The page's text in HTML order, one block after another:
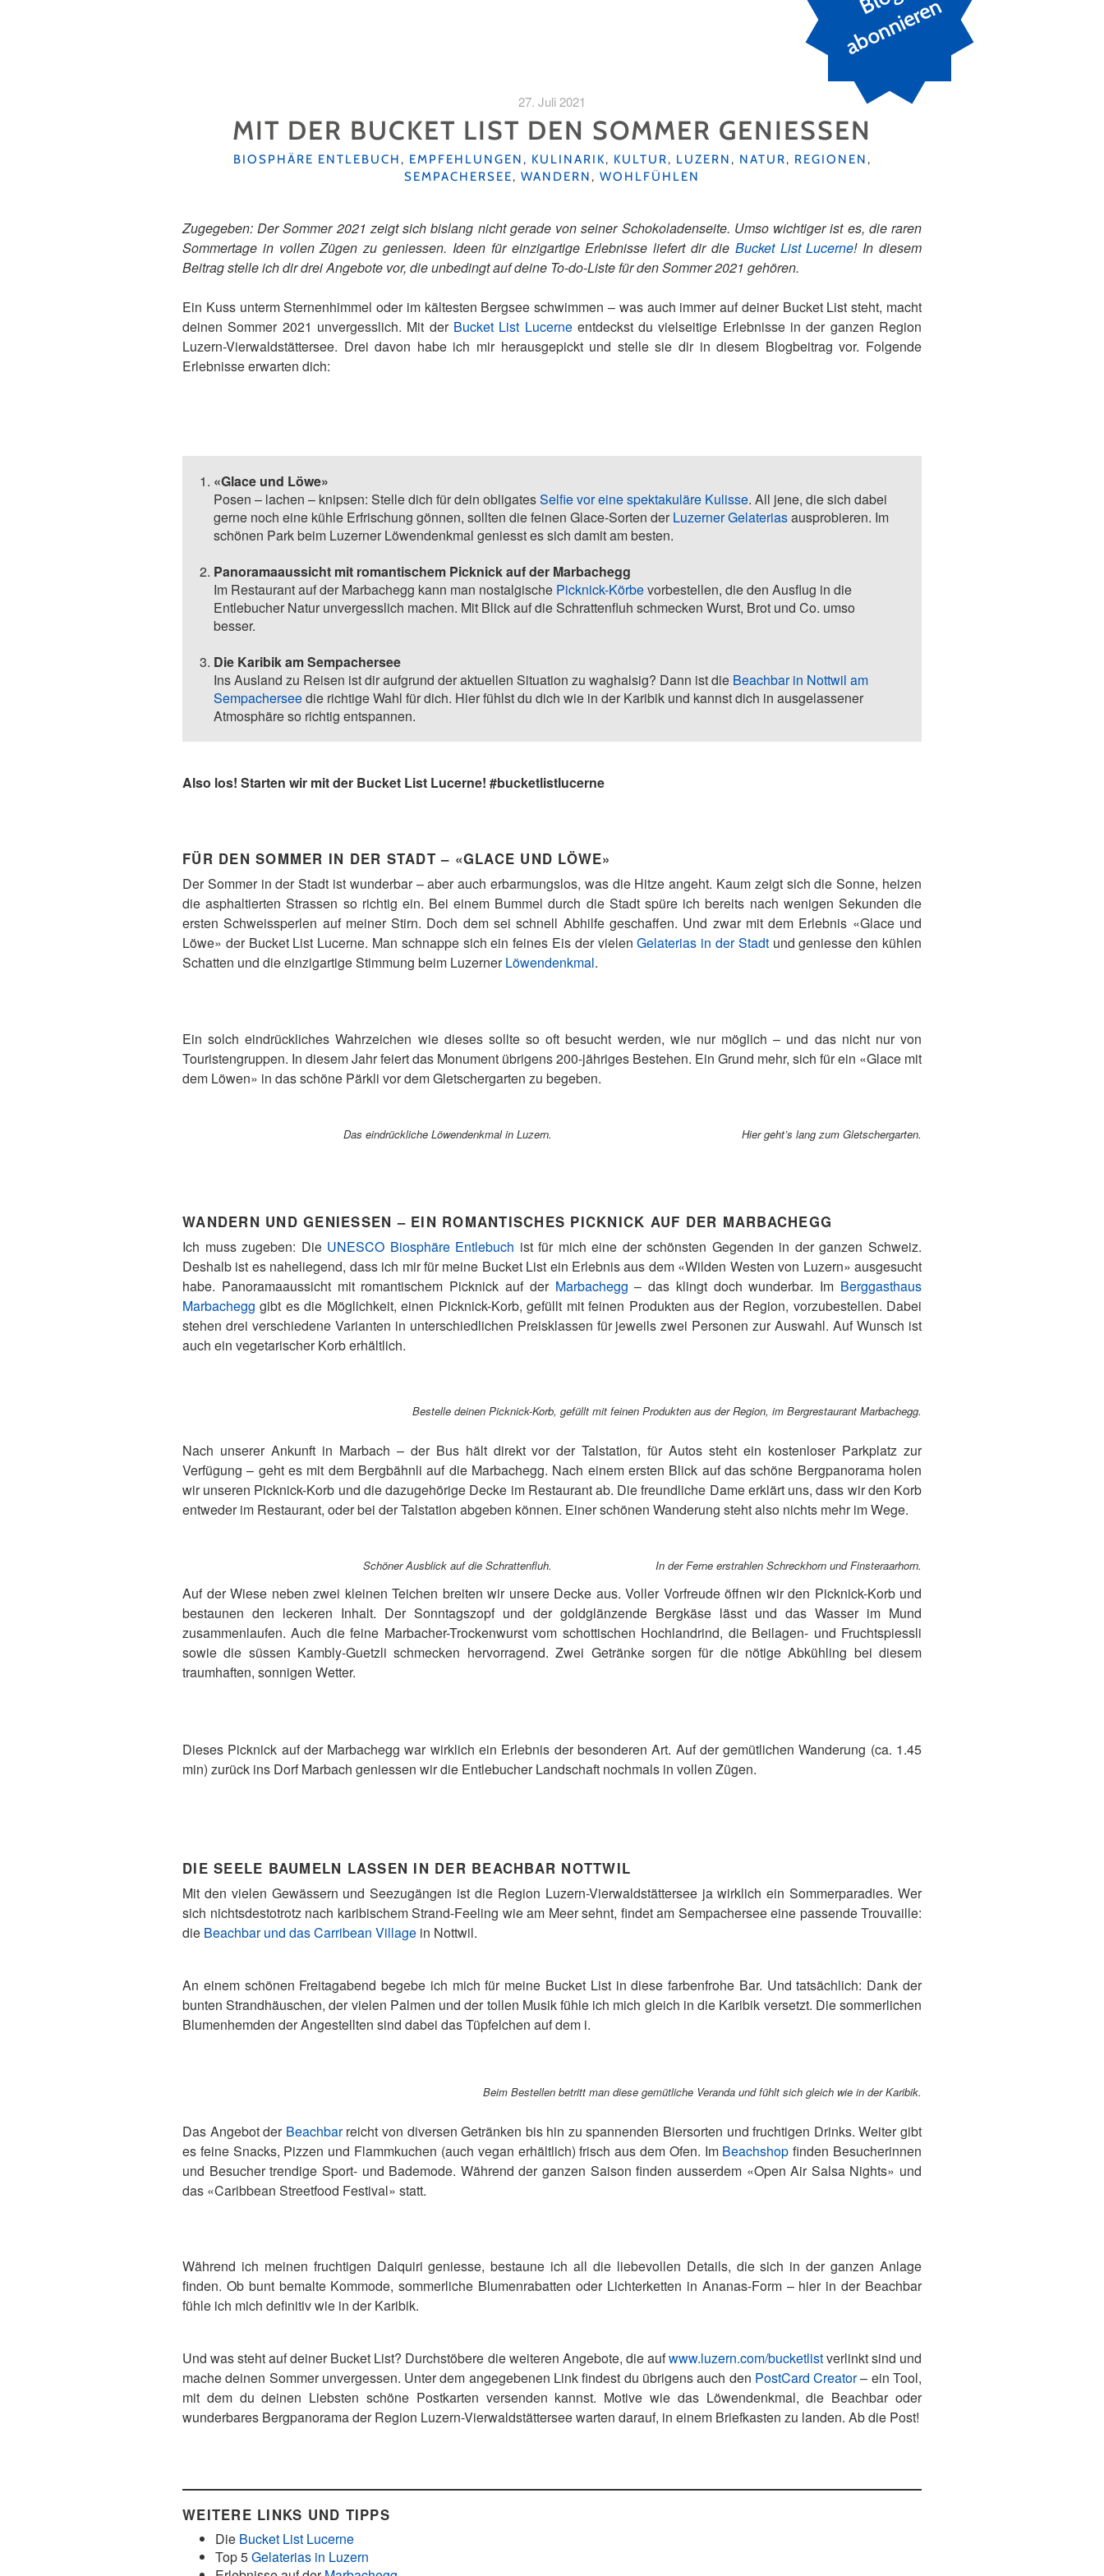
n
27. Juli 2021
MIT DER BUCKET LIST DEN SOMMER GENIESSEN
KATEGORIEN
BIOSPHÄRE ENTLEBUCH, EMPFEHLUNGEN, KULINARIK, KULTUR, LUZERN, NATUR, REGIONEN,
SEMPACHERSEE, WANDERN, WOHLFÜHLEN
Zugegeben: Der Sommer 2021 zeigt sich bislang nicht gerade von seiner Schokoladenseite. Umso wichtiger ist es, die raren
Sommertage in vollen Zügen zu geniessen. Ideen für einzigartige Erlebnisse liefert dir die Bucket List Lucerne! In diesem
Beitrag stelle ich dir drei Angebote vor, die unbedingt auf deine To-do-Liste für den Sommer 2021 gehören.
Ein Kuss unterm Sternenhimmel oder im kältesten Bergsee schwimmen – was auch immer auf deiner Bucket List steht, macht
deinen Sommer 2021 unvergesslich. Mit der Bucket List Lucerneentdeckst du vielseitige Erlebnisse in der ganzen Region
Luzern-Vierwaldstättersee. Drei davon habe ich mir herausgepickt und stelle sie dir in diesem Blogbeitrag vor. Folgende
Erlebnisse erwarten dich:
«Glace und Löwe»
Posen – lachen – knipsen: Stelle dich für dein obligatesSelfie vor eine spektakuläre Kulisse. All jene, die sich dabei
gerne noch eine kühle Erfrischung gönnen, sollten die feinen Glace-Sorten der Luzerner Gelateriasausprobieren. Im
schönen Park beim Luzerner Löwendenkmal geniesst es sich damit am besten.
Panoramaaussicht mit romantischem Picknick auf der Marbachegg
Im Restaurant auf der Marbachegg kann man nostalgische Picknick-Körbevorbestellen, die den Ausflug in die
Entlebucher Natur unvergesslich machen. Mit Blick auf die Schrattenfluh schmecken Wurst, Brot und Co. umso
besser.
Die Karibik am Sempachersee
Ins Ausland zu Reisen ist dir aufgrund der aktuellen Situation zu waghalsig? Dann ist die Beachbar in Nottwil am
Sempacherseedie richtige Wahl für dich. Hier fühlst du dich wie in der Karibik und kannst dich in ausgelassener
Atmosphäre so richtig entspannen.
Also los! Starten wir mit der Bucket List Lucerne! #bucketlistlucerne
FÜR DEN SOMMER IN DER STADT – «GLACE UND LÖWE»
Der Sommer in der Stadt ist wunderbar – aber auch erbarmungslos, was die Hitze angeht. Kaum zeigt sich die Sonne, heizen
die asphaltierten Strassen so richtig ein. Bei einem Bummel durch die Stadt spüre ich bereits nach wenigen Sekunden die
ersten Schweissperlen auf meiner Stirn. Doch dem sei schnell Abhilfe geschaffen. Und zwar mit dem Erlebnis «Glace und
Löwe» der Bucket List Lucerne. Man schnappe sich ein feines Eis der vielenGelaterias in der Stadtund geniesse den kühlen
Schatten und die einzigartige Stimmung beim LuzernerLöwendenkmal.
Ein solch eindrückliches Wahrzeichen wie dieses sollte so oft besucht werden, wie nur möglich – und das nicht nur von
Touristengruppen. In diesem Jahr feiert das Monument übrigens 200-jähriges Bestehen. Ein Grund mehr, sich für ein «Glace mit
dem Löwen» in das schöne Pärkli vor dem Gletschergarten zu begeben.
Das eindrückliche Löwendenkmal in Luzern. Hier geht’s lang zum Gletschergarten.
WANDERN UND GENIESSEN – EIN ROMANTISCHES PICKNICK AUF DER MARBACHEGG
Ich muss zugeben: Die UNESCO Biosphäre Entlebuch ist für mich eine der schönsten Gegenden in der ganzen Schweiz.
Deshalb ist es naheliegend, dass ich mir für meine Bucket List ein Erlebnis aus dem «Wilden Westen von Luzern» ausgesucht
habe. Panoramaaussicht mit romantischem Picknick auf der Marbachegg – das klingt doch wunderbar. Im Berggasthaus
Marbachegg gibt es die Möglichkeit, einen Picknick-Korb, gefüllt mit feinen Produkten aus der Region, vorzubestellen. Dabei
stehen drei verschiedene Varianten in unterschiedlichen Preisklassen für jeweils zwei Personen zur Auswahl. Auf Wunsch ist
auch ein vegetarischer Korb erhältlich.
Bestelle deinen Picknick-Korb, gefüllt mit feinen Produkten aus der Region, im Bergrestaurant Marbachegg.
Nach unserer Ankunft in Marbach – der Bus hält direkt vor der Talstation, für Autos steht ein kostenloser Parkplatz zur
Verfügung – geht es mit dem Bergbähnli auf die Marbachegg. Nach einem ersten Blick auf das schöne Bergpanorama holen
wir unseren Picknick-Korb und die dazugehörige Decke im Restaurant ab. Die freundliche Dame erklärt uns, dass wir den Korb
entweder im Restaurant, oder bei der Talstation abgeben können. Einer schönen Wanderung steht also nichts mehr im Wege.
Schöner Ausblick auf die Schrattenfluh. In der Ferne erstrahlen Schreckhorn und Finsteraarhorn.
Auf der Wiese neben zwei kleinen Teichen breiten wir unsere Decke aus. Voller Vorfreude öffnen wir den Picknick-Korb und
bestaunen den leckeren Inhalt. Der Sonntagszopf und der goldglänzende Bergkäse lässt und das Wasser im Mund
zusammenlaufen. Auch die feine Marbacher-Trockenwurst vom schottischen Hochlandrind, die Beilagen- und Fruchtspiessli
sowie die süssen Kambly-Guetzli schmecken hervorragend. Zwei Getränke sorgen für die nötige Abkühling bei diesem
traumhaften, sonnigen Wetter.
Dieses Picknick auf der Marbachegg war wirklich ein Erlebnis der besonderen Art. Auf der gemütlichen Wanderung (ca. 1.45
min) zurück ins Dorf Marbach geniessen wir die Entlebucher Landschaft nochmals in vollen Zügen.
DIE SEELE BAUMELN LASSEN IN DER BEACHBAR NOTTWIL
Mit den vielen Gewässern und Seezugängen ist die Region Luzern-Vierwaldstättersee ja wirklich ein Sommerparadies. Wer
sich nichtsdestotrotz nach karibischem Strand-Feeling wie am Meer sehnt, findet am Sempachersee eine passende Trouvaille:
die Beachbar und das Carribean Village in Nottwil.
An einem schönen Freitagabend begebe ich mich für meine Bucket List in diese farbenfrohe Bar. Und tatsächlich: Dank der
bunten Strandhäuschen, der vielen Palmen und der tollen Musik fühle ich mich gleich in die Karibik versetzt. Die sommerlichen
Blumenhemden der Angestellten sind dabei das Tüpfelchen auf dem i.
Beim Bestellen betritt man diese gemütliche Veranda und fühlt sich gleich wie in der Karibik.
Das Angebot der Beachbarreicht von diversen Getränken bis hin zu spannenden Biersorten und fruchtigen Drinks. Weiter gibt
es feine Snacks, Pizzen und Flammkuchen (auch vegan erhältlich) frisch aus dem Ofen. Im Beachshop finden Besucherinnen
und Besucher trendige Sport- und Bademode. Während der ganzen Saison finden ausserdem «Open Air Salsa Nights» und
das «Caribbean Streetfood Festival» statt.
Während ich meinen fruchtigen Daiquiri geniesse, bestaune ich all die liebevollen Details, die sich in der ganzen Anlage
finden. Ob bunt bemalte Kommode, sommerliche Blumenrabatten oder Lichterketten in Ananas-Form – hier in der Beachbar
fühle ich mich definitiv wie in der Karibik.
Und was steht auf deiner Bucket List? Durchstöbere die weiteren Angebote, die aufwww.luzern.com/bucketlistverlinkt sind und
mache deinen Sommer unvergessen. Unter dem angegebenen Link findest du übrigens auch den PostCard Creator– ein Tool,
mit dem du deinen Liebsten schöne Postkarten versenden kannst. Motive wie das Löwendenkmal, die Beachbar oder
wunderbares Bergpanorama der Region Luzern-Vierwaldstättersee warten darauf, in einem Briefkasten zu landen. Ab die Post!
WEITERE LINKS UND TIPPS
Die Bucket List Lucerne
Top 5Gelaterias in Luzern